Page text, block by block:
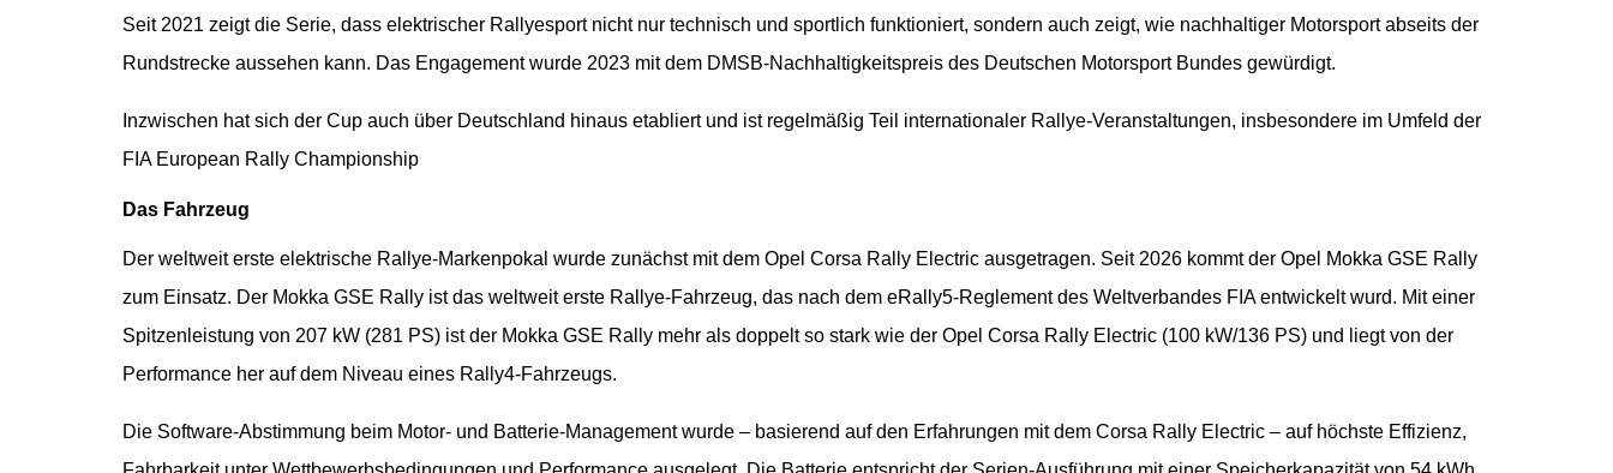
Seit 2021 zeigt die Serie, dass elektrischer Rallyesport nicht nur technisch und sportlich funktioniert, sondern auch zeigt, wie nachhaltiger Motorsport abseits der
Rundstrecke aussehen kann. Das Engagement wurde 2023 mit dem DMSB-Nachhaltigkeitspreis des Deutschen Motorsport Bundes gewürdigt.
Inzwischen hat sich der Cup auch über Deutschland hinaus etabliert und ist regelmäßig Teil internationaler Rallye-Veranstaltungen, insbesondere im Umfeld der
FIA European Rally Championship
Das Fahrzeug
Der weltweit erste elektrische Rallye-Markenpokal wurde zunächst mit dem Opel Corsa Rally Electric ausgetragen. Seit 2026 kommt der Opel Mokka GSE Rally
zum Einsatz. Der Mokka GSE Rally ist das weltweit erste Rallye-Fahrzeug, das nach dem eRally5-Reglement des Weltverbandes FIA entwickelt wurd. Mit einer
Spitzenleistung von 207 kW (281 PS) ist der Mokka GSE Rally mehr als doppelt so stark wie der Opel Corsa Rally Electric (100 kW/136 PS) und liegt von der
Performance her auf dem Niveau eines Rally4-Fahrzeugs.
Die Software-Abstimmung beim Motor- und Batterie-Management wurde – basierend auf den Erfahrungen mit dem Corsa Rally Electric – auf höchste Effizienz,